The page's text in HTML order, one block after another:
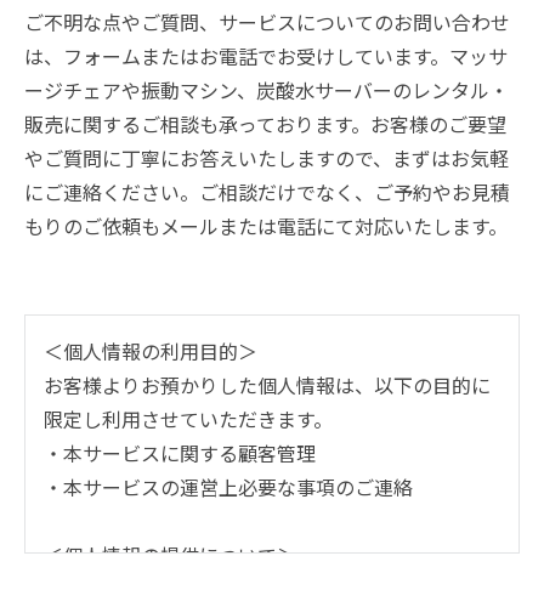
ご不明な点やご質問、サービスについてのお問い合わせ
は、フォームまたはお電話でお受けしています。マッサ
ージチェアや振動マシン、炭酸水サーバーのレンタル・
販売に関するご相談も承っております。お客様のご要望
やご質問に丁寧にお答えいたしますので、まずはお気軽
にご連絡ください。ご相談だけでなく、ご予約やお見積
もりのご依頼もメールまたは電話にて対応いたします。
＜個人情報の利用目的＞
お客様よりお預かりした個人情報は、以下の目的に
限定し利用させていただきます。
・本サービスに関する顧客管理
・本サービスの運営上必要な事項のご連絡
＜個人情報の提供について＞